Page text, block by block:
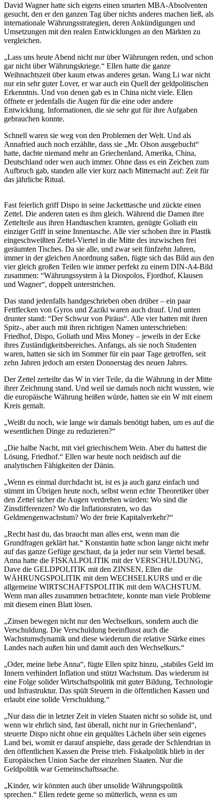
David Wagner hatte sich eigens einen smarten MBA-Absolventen
gesucht, den er den ganzen Tag über nichts anderes machen ließ, als
internationale Währungsstrategien, deren Ankündigungen und
Umsetzungen mit den realen Entwicklungen an den Märkten zu
vergleichen.
„Lass uns heute Abend nicht nur über Währungen reden, und schon
gar nicht über Währungskriege.“ Ellen hatte die ganze
Weihnachtszeit über kaum etwas anderes getan. Wang Li war nicht
nur ein sehr guter Lover, er war auch ein Quell der geldpolitischen
Erkenntnis. Und von denen gab es in China nicht viele. Ellen
öffnete er jedenfalls die Augen für die eine oder andere
Entwicklung. Informationen, die sie sehr gut für ihre Aufgaben
gebrauchen konnte.
Schnell waren sie weg von den Problemen der Welt. Und als
Annafried auch noch erzählte, dass sie „Mr. Olson ausgebucht“
hatte, dachte niemand mehr an Griechenland, Amerika, China,
Deutschland oder wen auch immer. Ohne dass es ein Zeichen zum
Aufbruch gab, standen alle vier kurz nach Mitternacht auf: Zeit für
das jährliche Ritual.
Fast feierlich griff Dispo in seine Jacketttasche und zückte einen
Zettel. Die anderen taten es ihm gleich. Während die Damen ihre
Zettelteile aus ihren Handtaschen kramten, genügte Goliath ein
einziger Griff in seine Innentasche. Alle vier schoben ihre in Plastik
eingeschweißten Zettel-Viertel in die Mitte des inzwischen frei
geräumten Tisches. Da sie alle, und zwar seit fünfzehn Jahren,
immer in der gleichen Anordnung saßen, fügte sich das Bild aus den
vier gleich großen Teilen wie immer perfekt zu einem DIN-A4-Bild
zusammen: “Währungssystem à la Diospolos, Fjordhof, Klausen
und Wagner“, doppelt unterstrichen.
Das stand jedenfalls handgeschrieben oben drüber – ein paar
Fettflecken von Gyros und Zaziki waren auch drauf. Und unten
drunter stand: “Der Schwur von Piräus“. Alle vier hatten mit ihren
Spitz-, aber auch mit ihren richtigen Namen unterschrieben:
Friedhof, Dispo, Goliath und Miss Money – jeweils in der Ecke
ihres Zuständigkeitsbereiches. Anfangs, als sie noch Studenten
waren, hatten sie sich im Sommer für ein paar Tage getroffen, seit
zehn Jahren jedoch am ersten Donnerstag des neuen Jahres.
Der Zettel zerteilte das W in vier Teile, da die Währung in der Mitte
ihrer Zeichnung stand. Und weil sie damals noch nicht wussten, wie
die europäische Währung heißen würde, hatten sie ein W mit einem
Kreis gemalt.
„Weißt du noch, wie lange wir damals benötigt haben, um es auf die
wesentlichen Dinge zu reduzieren?“
„Die halbe Nacht, mit viel griechischem Wein. Aber du hattest die
Lösung, Friedhof.“ Ellen war heute noch neidisch auf die
analytischen Fähigkeiten der Dänin.
„Wenn es einmal durchdacht ist, ist es ja auch ganz einfach und
stimmt im Übrigen heute noch, selbst wenn echte Theoretiker über
den Zettel sicher die Augen verdrehen würden: Wo sind die
Zinsdifferenzen? Wo die Inflationsraten, wo das
Geldmengenwachstum? Wo der freie Kapitalverkehr?“
„Recht hast du, das braucht man alles erst, wenn man die
Grundfragen geklärt hat.“ Konstantin hatte schon lange nicht mehr
auf das ganze Gefüge geschaut, da ja jeder nur sein Viertel besaß.
Anna hatte die FISKALPOLITIK mit der VERSCHULDUNG,
Dave die GELDPOLITIK mit den ZINSEN, Ellen die
WÄHRUNGSPOLITIK mit dem WECHSELKURS und er die
allgemeine WIRTSCHAFTSPOLITIK mit dem WACHSTUM.
Wenn man alles zusammen betrachtete, konnte man viele Probleme
mit diesem einen Blatt lösen.
„Zinsen bewegen nicht nur den Wechselkurs, sondern auch die
Verschuldung. Die Verschuldung beeinflusst auch die
Wachstumsdynamik und diese wiederum die relative Stärke eines
Landes nach außen hin und damit auch den Wechselkurs.“
„Oder, meine liebe Anna“, fügte Ellen spitz hinzu, „stabiles Geld im
Innern verhindert Inflation und stützt Wachstum. Das wiederum ist
eine Folge solider Wirtschaftspolitik mit guter Bildung, Technologie
und Infrastruktur. Das spült Steuern in die öffentlichen Kassen und
erlaubt eine solide Verschuldung.“
„Nur dass die in letzter Zeit in vielen Staaten nicht so solide ist, und
wenn wir ehrlich sind, fast überall, nicht nur in Griechenland“,
steuerte Dispo nicht ohne ein gequältes Lächeln über sein eigenes
Land bei, womit er darauf anspielte, dass gerade der Schlendrian in
den öffentlichen Kassen die Preise trieb. Fiskalpolitik blieb in der
Europäischen Union Sache der einzelnen Staaten. Nur die
Geldpolitik war Gemeinschaftssache.
„Kinder, wir könnten auch über unsolide Währungspolitik
sprechen.“ Ellen redete gerne so mütterlich, wenn es um